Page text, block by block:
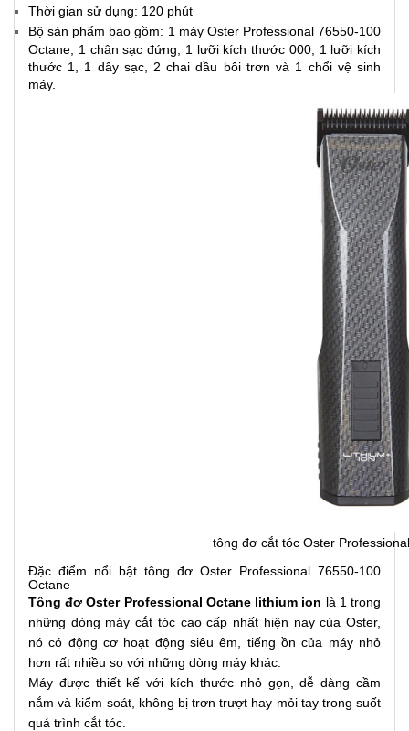
Thời gian sử dụng: 120 phút
Bộ sản phẩm bao gồm: 1 máy Oster Professional 76550-100
Octane, 1 chân sạc đứng, 1 lưỡi kích thước 000, 1 lưỡi kích
thước 1, 1 dây sạc, 2 chai dầu bôi trơn và 1 chổi vệ sinh
máy.
tông đơ cắt tóc Oster
Đặc điểm nổi bật tông đơ Oster Professional 76550-100
Octane
Tông đơ Oster Professional Octane lithium ion là 1 trong
những dòng máy cắt tóc cao cấp nhất hiện nay của Oster,
nó có động cơ hoạt động siêu êm, tiếng ồn của máy nhỏ
hơn rất nhiều so với những dòng máy khác.
Máy được thiết kế với kích thước nhỏ gọn, dễ dàng cầm
nắm và kiểm soát, không bị trơn trượt hay mỏi tay trong suốt
quá trình cắt tóc.